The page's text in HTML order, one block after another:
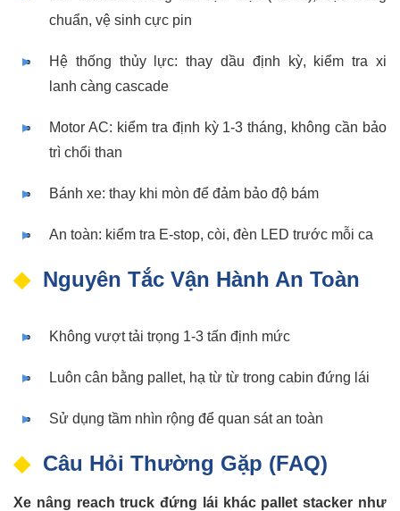
chuẩn, vệ sinh cực pin
Hệ thống thủy lực: thay dầu định kỳ, kiểm tra xi
lanh càng cascade
Motor AC: kiểm tra định kỳ 1-3 tháng, không cần bảo
trì chổi than
Bánh xe: thay khi mòn để đảm bảo độ bám
An toàn: kiểm tra E-stop, còi, đèn LED trước mỗi ca
Nguyên Tắc Vận Hành An Toàn
Không vượt tải trọng 1-3 tấn định mức
Luôn cân bằng pallet, hạ từ từ trong cabin đứng lái
Sử dụng tầm nhìn rộng để quan sát an toàn
Câu Hỏi Thường Gặp (FAQ)
Xe nâng reach truck đứng lái khác pallet stacker như